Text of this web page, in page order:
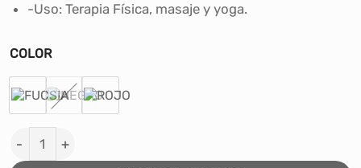
-Uso: Terapia Física, masaje y yoga.
COLOR
FOAM ROLLER 33 CM MASAJES YOGA C/ ESPUMA